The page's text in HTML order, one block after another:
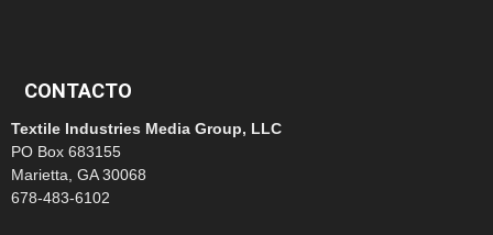
CONTACTO
Textile Industries Media Group, LLC
PO Box 683155
Marietta, GA 30068
678-483-6102